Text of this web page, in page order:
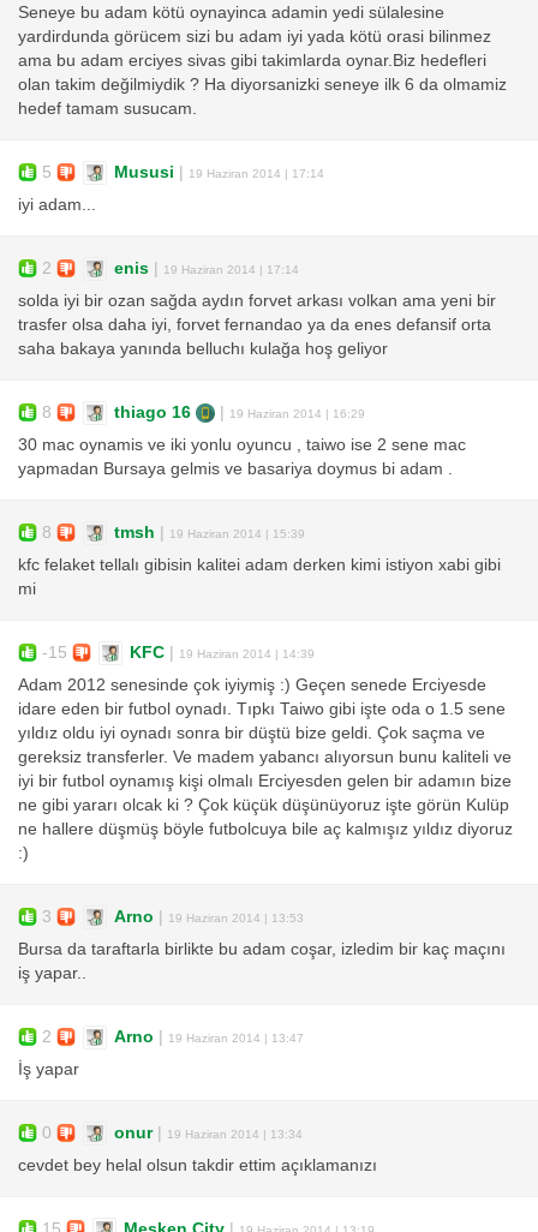
Seneye bu adam kötü oynayinca adamin yedi sülalesine
yardirdunda görücem sizi bu adam iyi yada kötü orasi bilinmez
ama bu adam erciyes sivas gibi takimlarda oynar.Biz hedefleri
olan takim değilmiydik ? Ha diyorsanizki seneye ilk 6 da olmamiz
hedef tamam susucam.
5 Mususi | 19 Haziran 2014 | 17:14
iyi adam...
2 enis | 19 Haziran 2014 | 17:14
solda iyi bir ozan sağda aydın forvet arkası volkan ama yeni bir
trasfer olsa daha iyi, forvet fernandao ya da enes defansif orta
saha bakaya yanında belluchı kulağa hoş geliyor
8 thiago 16 | 19 Haziran 2014 | 16:29
30 mac oynamis ve iki yonlu oyuncu , taiwo ise 2 sene mac
yapmadan Bursaya gelmis ve basariya doymus bi adam .
8 tmsh | 19 Haziran 2014 | 15:39
kfc felaket tellalı gibisin kalitei adam derken kimi istiyon xabi gibi
mi
-15 KFC | 19 Haziran 2014 | 14:39
Adam 2012 senesinde çok iyiymiş :) Geçen senede Erciyesde
idare eden bir futbol oynadı. Tıpkı Taiwo gibi işte oda o 1.5 sene
yıldız oldu iyi oynadı sonra bir düştü bize geldi. Çok saçma ve
gereksiz transferler. Ve madem yabancı alıyorsun bunu kaliteli ve
iyi bir futbol oynamış kişi olmalı Erciyesden gelen bir adamın bize
ne gibi yararı olcak ki ? Çok küçük düşünüyoruz işte görün Kulüp
ne hallere düşmüş böyle futbolcuya bile aç kalmışız yıldız diyoruz
:)
3 Arno | 19 Haziran 2014 | 13:53
Bursa da taraftarla birlikte bu adam coşar, izledim bir kaç maçını
iş yapar..
2 Arno | 19 Haziran 2014 | 13:47
İş yapar
0 onur| 19 Haziran 2014 | 13:34
cevdet bey helal olsun takdir ettim açıklamanızı
15 Mesken City |